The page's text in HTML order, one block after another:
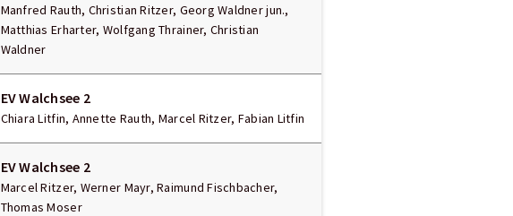
Manfred Rauth, Christian Ritzer, Georg Waldner jun.,
Matthias Erharter, Wolfgang Thrainer, Christian
Waldner
EV Walchsee 2
Chiara Litfin, Annette Rauth, Marcel Ritzer, Fabian Litfin
EV Walchsee 2
Marcel Ritzer, Werner Mayr, Raimund Fischbacher,
Thomas Moser